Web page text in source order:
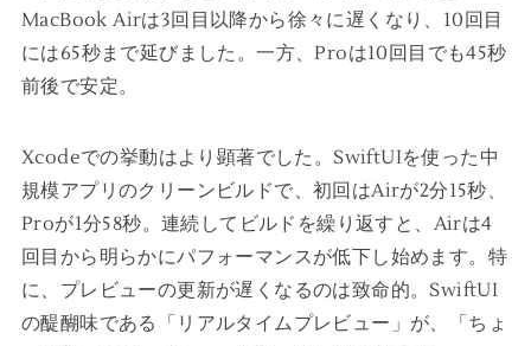
MacBook Airは3回目以降から徐々に遅くなり、10回目
には65秒まで延びました。一方、Proは10回目でも45秒
前後で安定。
Xcodeでの挙動はより顕著でした。SwiftUIを使った中
規模アプリのクリーンビルドで、初回はAirが2分15秒、
Proが1分58秒。連続してビルドを繰り返すと、Airは4
回目から明らかにパフォーマンスが低下し始めます。特
に、プレビューの更新が遅くなるのは致命的。SwiftUI
の醍醐味である「リアルタイムプレビュー」が、「ちょ